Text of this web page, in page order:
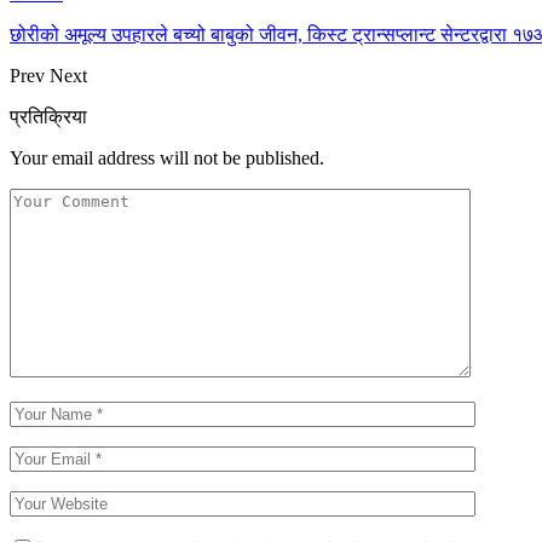
छोरीको अमूल्य उपहारले बच्यो बाबुको जीवन, किस्ट ट्रान्सप्लान्ट
Prev Next
प्रतिक्रिया
Your email address will not be published.